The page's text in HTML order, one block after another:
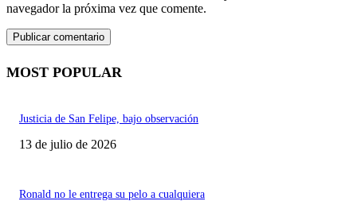
navegador la próxima vez que comente.
MOST POPULAR
Justicia de San Felipe, bajo observación
13 de julio de 2026
Ronald no le entrega su pelo a cualquiera